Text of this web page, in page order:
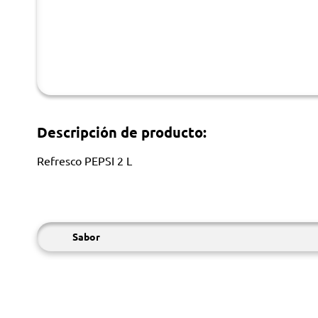
Descripción de producto:
Refresco PEPSI 2 L
Sabor